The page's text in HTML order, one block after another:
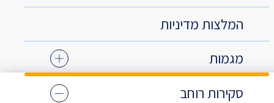
המלצות מדיניות
מגמות
סקירות רוחב